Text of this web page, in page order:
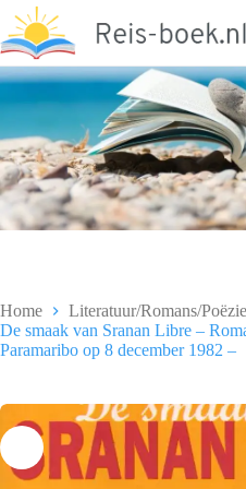
naar
de
inhoud
Home
Literatuur/Romans/Poëzie
De smaak van Sranan Libre –
Paramaribo op 8 december 1982 –